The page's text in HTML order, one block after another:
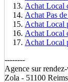
Achat Local
Achat Pas
Achat Local
Achat Local
Achat Local
--------
Agence sur
Zola - 51100 Reims